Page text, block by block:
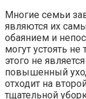
Многие семьи
являются их
обаянием и
могут устоять
этого не
повышенный
отходит на
тщательной